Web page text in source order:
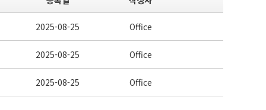
2025-08-25 Office
2025-08-25 Office
2025-08-25 Office